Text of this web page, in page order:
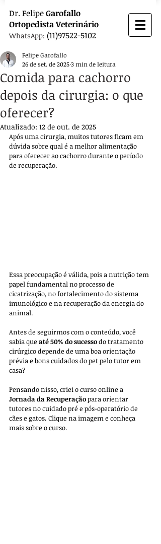
Dr. FelipeGarofallo
OrtopedistaVeterinário
WhatsApp: (11)97522-5102
Comida para cachorro
depois da cirurgia: o que
oferecer?
Felipe Garofallo
26 de set. de 20253 min de leitura
Atualizado: 12 de out. de 2025
Após uma cirurgia, muitos tutores ficam em
dúvida sobre qual é a melhor alimentação
para oferecer ao cachorro durante o período
de recuperação.
Essa preocupação é válida, pois a nutrição tem
papel fundamental no processo de
cicatrização, no fortalecimento do sistema
imunológico e na recuperação da energia do
animal.
Antes de seguirmos com o conteúdo, você
sabia que até 50% do sucesso do tratamento
cirúrgico depende de uma boa orientação
prévia e bons cuidados do pet pelo tutor em
casa?
Pensando nisso, criei o curso online a
Jornada da Recuperação para orientar
tutores no cuidado pré e pós-operatório de
cães e gatos. Clique na imagem e conheça
mais sobre o curso.